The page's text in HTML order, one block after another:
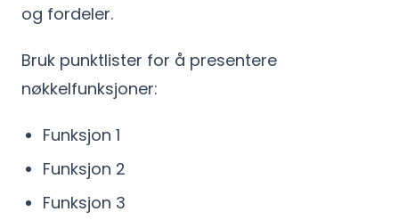
og fordeler.
Bruk punktlister for å presentere
nøkkelfunksjoner:
Funksjon 1
Funksjon 2
Funksjon 3